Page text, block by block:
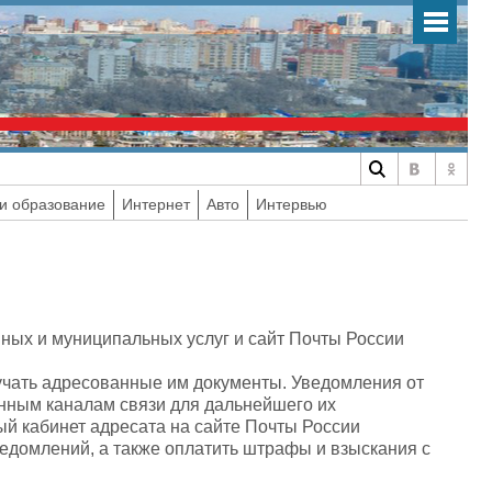
образование Интернет Авто Интервью
и муниципальных услуг и сайт Почты России
адресованные им документы. Уведомления от
каналам связи для дальнейшего их
кабинет адресата на сайте Почты России
а также оплатить штрафы и взыскания с